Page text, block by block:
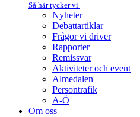
Så här tycker vi
Nyheter
Debattartiklar
Frågor vi driver
Rapporter
Remissvar
Aktiviteter och event
Almedalen
Persontrafik
A-Ö
Om oss